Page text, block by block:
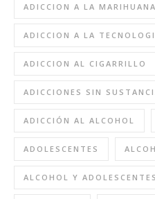
ADICCION A LA MARIHUANA
ADICCION A LA
ADICCION AL CIGARRILLO
ADICCIONES SIN
ADICCIÓN AL ALCOHOL
ADOLESCENTES
ALCOHOL Y ADOLESCENTES